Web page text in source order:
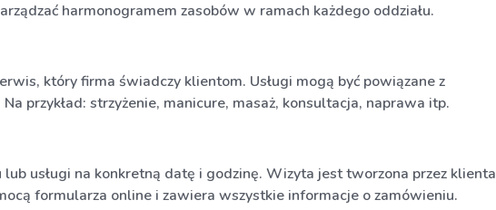
harmonogramem zasobów w ramach każdego oddziału.
który firma świadczy klientom. Usługi mogą być powiązane z
przykład: strzyżenie, manicure, masaż, konsultacja, naprawa itp.
lub usługi na konkretną datę i godzinę. Wizyta jest tworzona przez klienta
formularza online i zawiera wszystkie informacje o zamówieniu.